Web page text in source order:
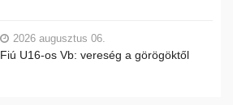
2026 augusztus 06.
Fiú U16-os Vb: vereség a görögöktől